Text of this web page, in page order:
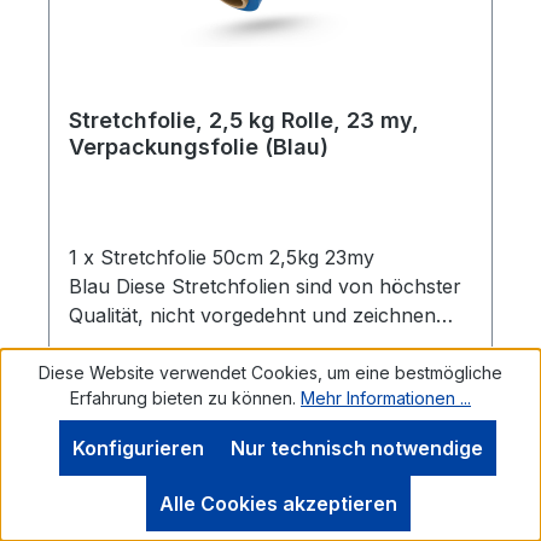
Stretchfolie, 2,5 kg Rolle, 23 my,
Verpackungsfolie (Blau)
1 x Stretchfolie 50cm 2,5kg 23my
Blau Diese Stretchfolien sind von höchster
Qualität, nicht vorgedehnt und zeichnen
sich durch eine hohe Reißdehnung
aus. Ideal geeignet zum Einwickeln von
Palettenware, Sperrgut und
Stretchfolie- Breite: 0,5 m- Folienstärke: 23
Palettenladungen- Hohe Reißdehnung: ca.
Regulärer Preis:
Preise inkl. MwSt. zzgl. Versandkosten
Werkzeugleiste anzeigen
Diese Website verwendet Cookies, um eine bestmögliche
Erfahrung bieten zu können. Mehr Informationen ...
Nur technisch notwendige
Konfigurieren
Alle Cookies akzeptieren